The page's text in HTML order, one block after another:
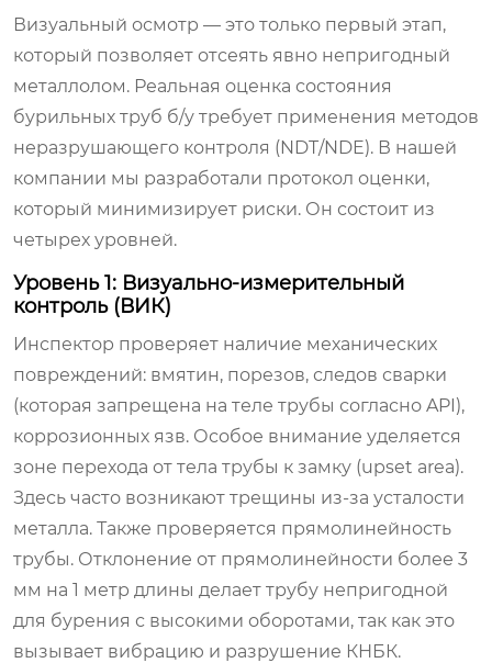
Визуальный осмотр — это только первый этап,
который позволяет отсеять явно непригодный
металлолом. Реальная оценка состояния
бурильных труб б/у требует применения методов
неразрушающего контроля (NDT/NDE). В нашей
компании мы разработали протокол оценки,
который минимизирует риски. Он состоит из
четырех уровней.
Уровень 1: Визуально-измерительный
контроль (ВИК)
Инспектор проверяет наличие механических
повреждений: вмятин, порезов, следов сварки
(которая запрещена на теле трубы согласно API),
коррозионных язв. Особое внимание уделяется
зоне перехода от тела трубы к замку (upset area).
Здесь часто возникают трещины из-за усталости
металла. Также проверяется прямолинейность
трубы. Отклонение от прямолинейности более 3
мм на 1 метр длины делает трубу непригодной
для бурения с высокими оборотами, так как это
вызывает вибрацию и разрушение КНБК.